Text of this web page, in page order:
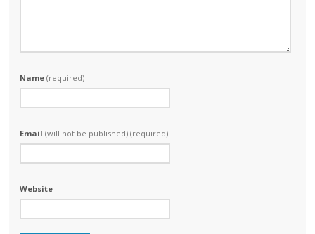
Name(required)
Email(will not be published) (required)
Website